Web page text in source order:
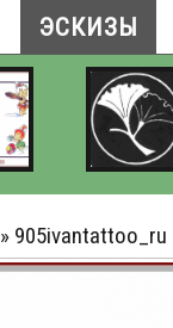
» 905ivantattoo_ru
ЭСКИЗЫ